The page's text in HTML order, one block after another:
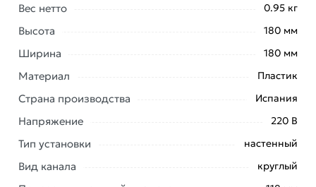
Накладной вентилятор Soler Palau SILENT-200 CZ
GOLD - это надежное решение для поддержания
свежего воздуха в любом помещении. Модель
Вес нетто 0.95 кг
Высота 180 мм
Ширина 180 мм
Материал Пластик
Страна производства Испания
Напряжение 220 В
Тип установки настенный
Вид канала круглый